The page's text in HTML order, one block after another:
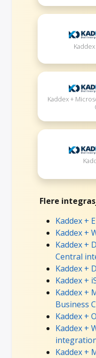
Kaddex +
Flere
Kaddex +
Kaddex +
Kaddex +
Central
Kaddex +
Kaddex +
Kaddex +
Business
Kaddex +
Kaddex +
Kaddex +